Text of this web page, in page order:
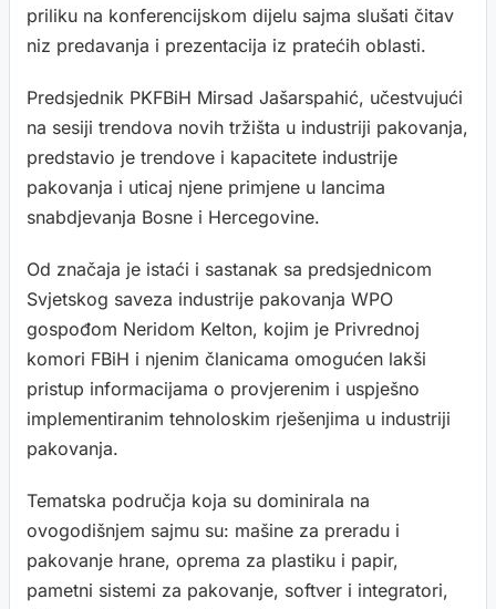
priliku na konferencijskom dijelu sajma slušati čitav
niz predavanja i prezentacija iz pratećih oblasti.
Predsjednik PKFBiH Mirsad Jašarspahić, učestvujući
na sesiji trendova novih tržišta u industriji pakovanja,
predstavio je trendove i kapacitete industrije
pakovanja i uticaj njene primjene u lancima
snabdjevanja Bosne i Hercegovine.
Od značaja je istaći i sastanak sa predsjednicom
Svjetskog saveza industrije pakovanja WPO
gospođom Neridom Kelton, kojim je Privrednoj
komori FBiH i njenim članicama omogućen lakši
pristup informacijama o provjerenim i uspješno
implementiranim tehnoloskim rješenjima u industriji
pakovanja.
Tematska područja koja su dominirala na
ovogodišnjem sajmu su: mašine za preradu i
pakovanje hrane, oprema za plastiku i papir,
pametni sistemi za pakovanje, softver i integratori,